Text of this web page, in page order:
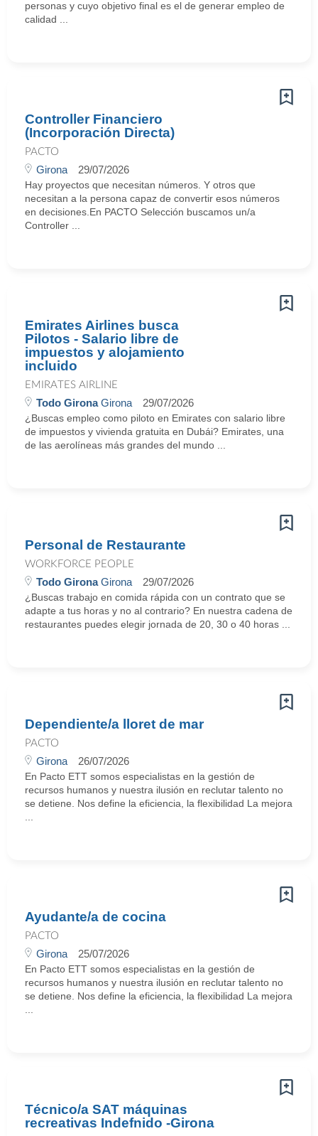
personas y cuyo objetivo final es el de generar empleo de
calidad ...
Controller Financiero
(Incorporación Directa)
PACTO
Girona 29/07/2026
Hay proyectos que necesitan números. Y otros que
necesitan a la persona capaz de convertir esos números
en decisiones.En PACTO Selección buscamos un/a
Controller ...
Emirates Airlines busca
Pilotos - Salario libre de
impuestos y alojamiento
incluido
EMIRATES AIRLINE
Todo GironaGirona 29/07/2026
¿Buscas empleo como piloto en Emirates con salario libre
de impuestos y vivienda gratuita en Dubái? Emirates, una
de las aerolíneas más grandes del mundo ...
Personal de Restaurante
WORKFORCE PEOPLE
Todo GironaGirona 29/07/2026
¿Buscas trabajo en comida rápida con un contrato que se
adapte a tus horas y no al contrario? En nuestra cadena de
restaurantes puedes elegir jornada de 20, 30 o 40 horas ...
Dependiente/a lloret de mar
PACTO
Girona 26/07/2026
En Pacto ETT somos especialistas en la gestión de
recursos humanos y nuestra ilusión en reclutar talento no
se detiene. Nos define la eficiencia, la flexibilidad La mejora
Ayudante/a de cocina
PACTO
Girona 25/07/2026
En Pacto ETT somos especialistas en la gestión de
recursos humanos y nuestra ilusión en reclutar talento no
se detiene. Nos define la eficiencia, la flexibilidad La mejora
Técnico/a SAT máquinas
recreativas Indefnido -Girona